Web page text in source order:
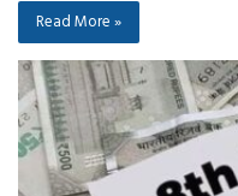
Read More »